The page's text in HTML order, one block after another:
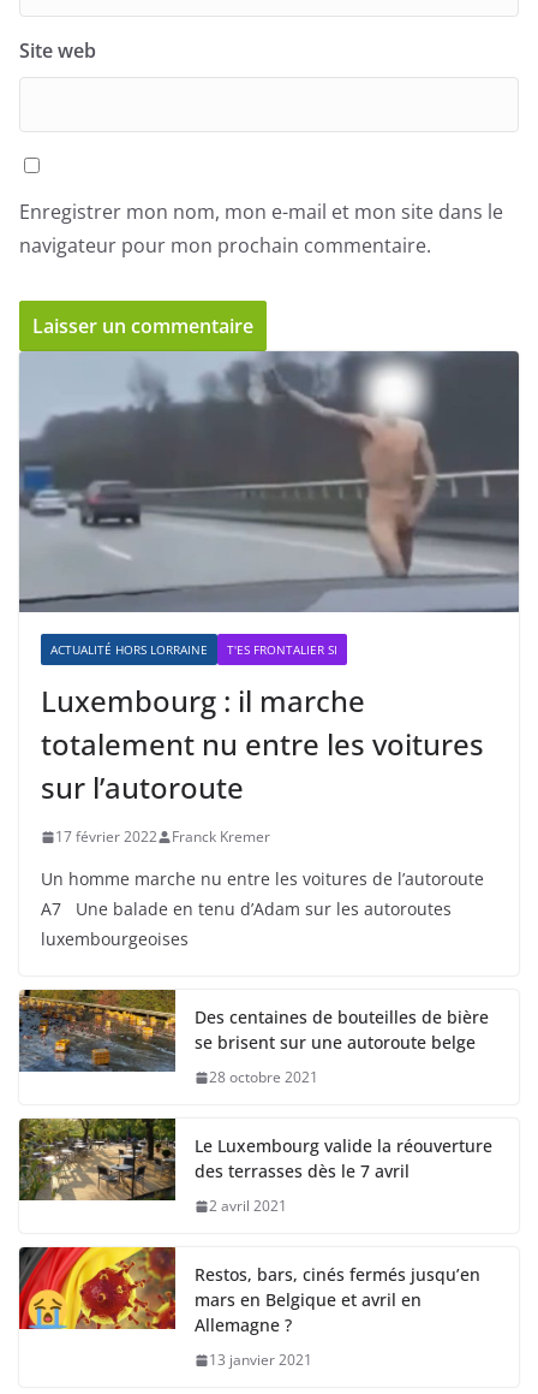
Site web
Enregistrer mon nom, mon e-mail et mon site dans le
navigateur pour mon prochain commentaire.
ACTUALITÉ HORS LORRAINE T'ES FRONTALIER SI
Luxembourg : il marche
totalement nu entre les voitures
sur l’autoroute
17 février 2022 Franck Kremer
Un homme marche nu entre les voitures de l’autoroute
A7 Une balade en tenu d’Adam sur les autoroutes
luxembourgeoises
Des centaines de bouteilles de bière
se brisent sur une autoroute belge
28 octobre 2021
Le Luxembourg valide la réouverture
des terrasses dès le 7 avril
2 avril 2021
Restos, bars, cinés fermés jusqu’en
mars en Belgique et avril en
Allemagne ?
13 janvier 2021